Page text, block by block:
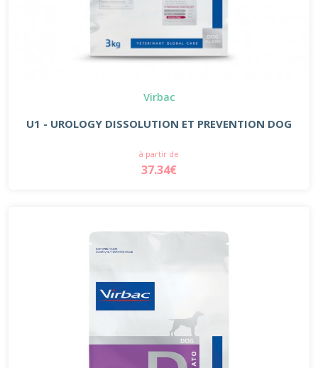
Virbac
U1 - UROLOGY DISSOLUTION ET PREVENTION DOG
à partir de
37.34€